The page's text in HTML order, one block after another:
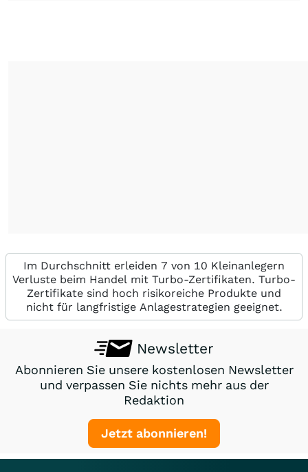
Im Durchschnitt erleiden 7 von 10 Kleinanlegern
Verluste beim Handel mit Turbo-Zertifikaten. Turbo-
Zertifikate sind hoch risikoreiche Produkte und
nicht für langfristige Anlagestrategien geeignet.
Newsletter
Abonnieren Sie unsere kostenlosen Newsletter
und verpassen Sie nichts mehr aus der
Redaktion
Jetzt abonnieren!